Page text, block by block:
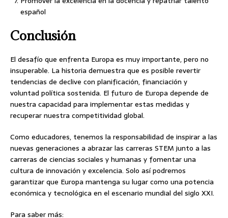
español
Conclusión
El desafío que enfrenta Europa es muy importante, pero no
insuperable. La historia demuestra que es posible revertir
tendencias de declive con planificación, financiación y
voluntad política sostenida. El futuro de Europa depende de
nuestra capacidad para implementar estas medidas y
recuperar nuestra competitividad global.
Como educadores, tenemos la responsabilidad de inspirar a las
nuevas generaciones a abrazar las carreras STEM junto a las
carreras de ciencias sociales y humanas y fomentar una
cultura de innovación y excelencia. Solo así podremos
garantizar que Europa mantenga su lugar como una potencia
económica y tecnológica en el escenario mundial del siglo XXI.
Para saber más: